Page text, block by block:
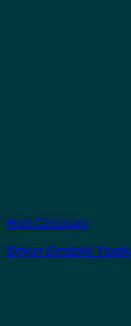
Hızlı Görünüm
Boyun Destekli Yastık